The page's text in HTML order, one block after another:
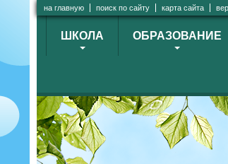
на главную поиск по сайту карта сайта
ШКОЛА ОБРАЗОВАНИЕ